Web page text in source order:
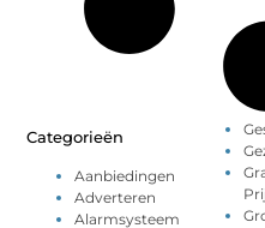
Categorieën
Aanbiedingen
Adverteren
Alarmsysteem